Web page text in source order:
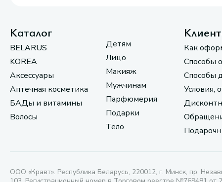
Каталог
BELARUS
KOREA
Аксессуары
Аптечная косметика
БАДы и витамины
Волосы
Детям
Лицо
Макияж
Мужчинам
Парфюмерия
Подарки
Тело
Как
Способы
Способы
Условия,
ООО «Кравт». Республика Беларусь, 220012, г. Минск, пр.